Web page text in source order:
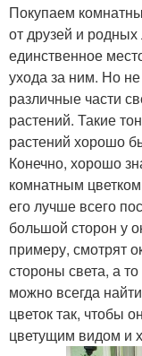
Покупаем
от друзей и
единственное
ухода за ним. Но
различные части
растений. Такие
растений хорошо
Конечно, хорошо
комнатным
его лучше всего
большой сторон у
примеру, смотрят
стороны света, а
можно всегда
цветок так, чтобы
цветущим видом и